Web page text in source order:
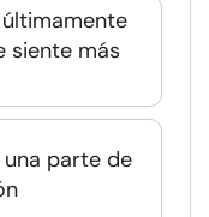
siente más
parte de